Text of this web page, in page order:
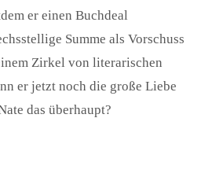
er einen Buchdeal
Summe als Vorschuss
Zirkel von literarischen
er jetzt noch die große Liebe
das überhaupt?